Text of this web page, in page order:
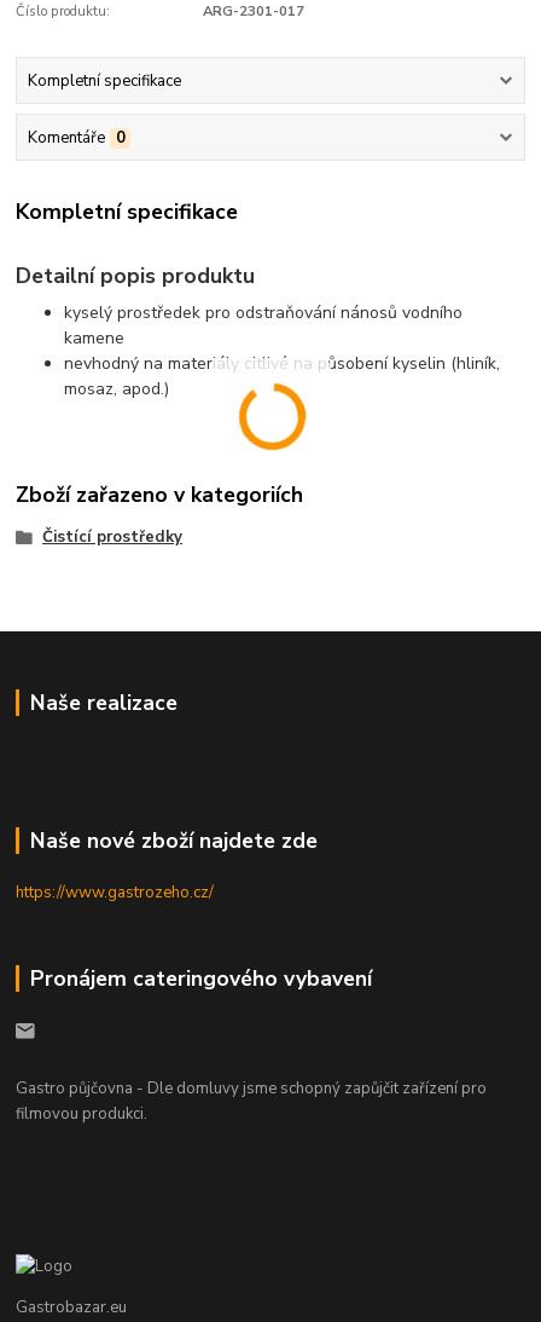
Číslo produktu: ARG-2301-017
Kompletní specifikace
Komentáře 0
Kompletní specifikace
Detailní popis produktu
kyselý prostředek pro odstraňování nánosů vodního
kamene
nevhodný na materiály citlivé na působení kyselin (hliník,
mosaz, apod.)
Zboží zařazeno v kategoriích
Čistící prostředky
Naše realizace
Naše nové zboží najdete zde
https://www.gastrozeho.cz/
Pronájem cateringového vybavení
Gastro půjčovna - Dle domluvy jsme schopný zapůjčit zařízení pro
filmovou produkci.
Gastrobazar.eu